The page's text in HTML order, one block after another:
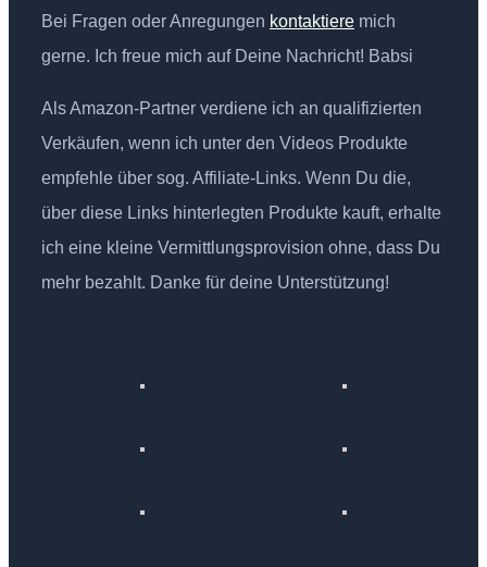
Bei Fragen oder Anregungen kontaktiere mich
gerne. Ich freue mich auf Deine Nachricht! Babsi
Als Amazon-Partner verdiene ich an qualifizierten
Verkäufen, wenn ich unter den Videos Produkte
empfehle über sog. Affiliate-Links. Wenn Du die,
über diese Links hinterlegten Produkte kauft, erhalte
ich eine kleine Vermittlungsprovision ohne, dass Du
mehr bezahlt. Danke für deine Unterstützung!